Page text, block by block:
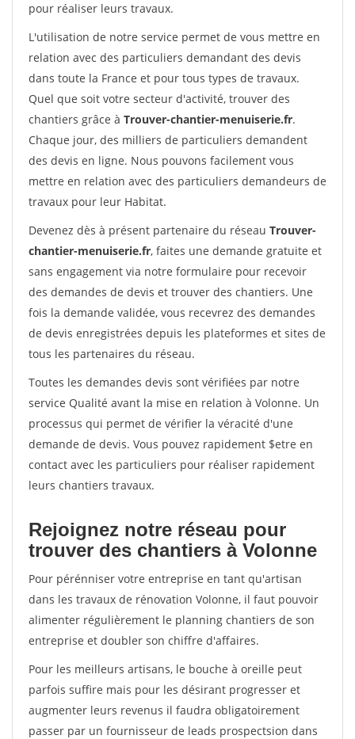
pour réaliser leurs travaux.
L'utilisation de notre service permet de vous mettre en
relation avec des particuliers demandant des devis
dans toute la France et pour tous types de travaux.
Quel que soit votre secteur d'activité, trouver des
chantiers grâce à Trouver-chantier-menuiserie.fr.
Chaque jour, des milliers de particuliers demandent
des devis en ligne. Nous pouvons facilement vous
mettre en relation avec des particuliers demandeurs de
travaux pour leur Habitat.
Devenez dès à présent partenaire du réseau Trouver-
chantier-menuiserie.fr, faites une demande gratuite et
sans engagement via notre formulaire pour recevoir
des demandes de devis et trouver des chantiers. Une
fois la demande validée, vous recevrez des demandes
de devis enregistrées depuis les plateformes et sites de
tous les partenaires du réseau.
Toutes les demandes devis sont vérifiées par notre
service Qualité avant la mise en relation à Volonne. Un
processus qui permet de vérifier la véracité d'une
demande de devis. Vous pouvez rapidement $etre en
contact avec les particuliers pour réaliser rapidement
leurs chantiers travaux.
Rejoignez notre réseau pour
trouver des chantiers à Volonne
Pour pérénniser votre entreprise en tant qu'artisan
dans les travaux de rénovation Volonne, il faut pouvoir
alimenter régulièrement le planning chantiers de son
entreprise et doubler son chiffre d'affaires.
Pour les meilleurs artisans, le bouche à oreille peut
parfois suffire mais pour les désirant progresser et
augmenter leurs revenus il faudra obligatoirement
passer par un fournisseur de leads prospectsion dans